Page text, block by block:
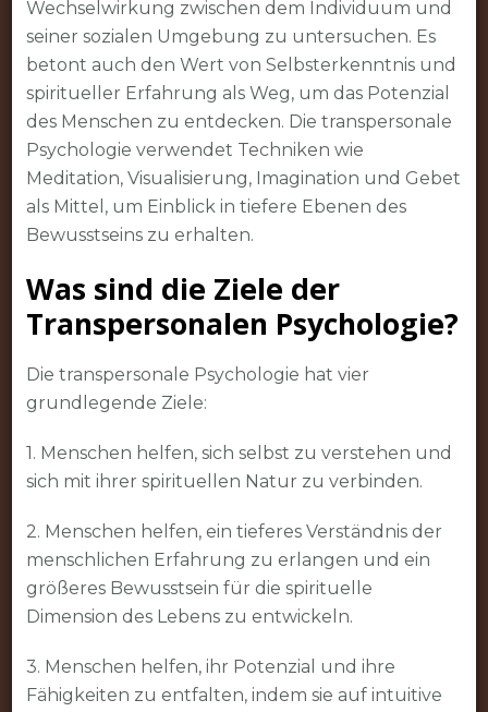
Wechselwirkung zwischen dem Individuum und
seiner sozialen Umgebung zu untersuchen. Es
betont auch den Wert von Selbsterkenntnis und
spiritueller Erfahrung als Weg, um das Potenzial
des Menschen zu entdecken. Die transpersonale
Psychologie verwendet Techniken wie
Meditation, Visualisierung, Imagination und Gebet
als Mittel, um Einblick in tiefere Ebenen des
Bewusstseins zu erhalten.
Was sind die Ziele der
Transpersonalen Psychologie?
Die transpersonale Psychologie hat vier
grundlegende Ziele:
1. Menschen helfen, sich selbst zu verstehen und
sich mit ihrer spirituellen Natur zu verbinden.
2. Menschen helfen, ein tieferes Verständnis der
menschlichen Erfahrung zu erlangen und ein
größeres Bewusstsein für die spirituelle
Dimension des Lebens zu entwickeln.
3. Menschen helfen, ihr Potenzial und ihre
Fähigkeiten zu entfalten, indem sie auf intuitive